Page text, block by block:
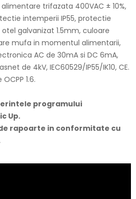
alimentare trifazata 400VAC ± 10%,
intemperii IP55, protectie
galvanizat 1.5mm, culoare
mufa in momentul alimentarii,
AC de 30mA si DC 6mA,
de 4kV, IEC60529/IP55/IK10, CE.
1.6.
programului
Up.
rapoarte in conformitate cu